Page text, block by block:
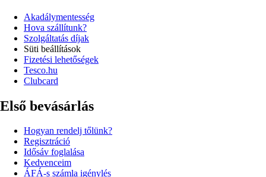
Akadálymentesség
Hova szállítunk?
Szolgáltatás díjak
Süti beállítások
Fizetési lehetőségek
Tesco.hu
Clubcard
Első bevásárlás
Hogyan rendelj tőlünk?
Regisztráció
Idősáv foglalása
Kedvenceim
ÁFÁ-s számla igénylés